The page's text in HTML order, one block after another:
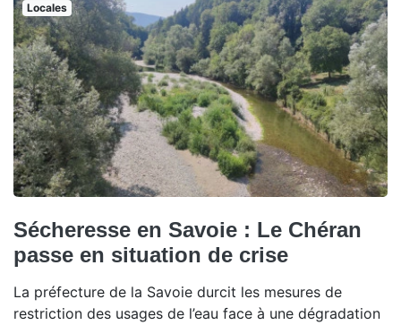
Locales
Sécheresse en Savoie : Le Chéran
passe en situation de crise
La préfecture de la Savoie durcit les mesures de
restriction des usages de l’eau face à une dégradation